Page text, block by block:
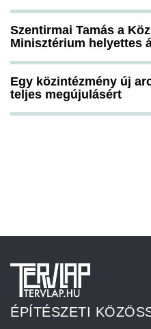
Szentirmai Tamás a
Minisztérium helyettes
Egy közintézmény új
teljes megújulásért
ÉPÍTÉSZETI